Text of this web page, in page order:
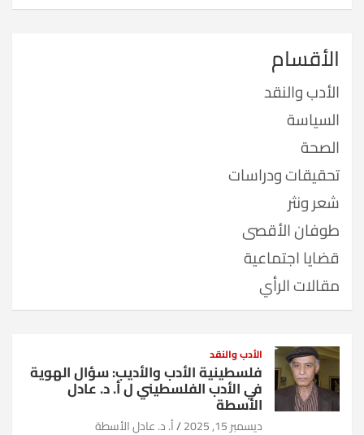
الأقسام
الأدب والنقد
السياسة
الصحة
تحقيقات ودراسات
شعر ونثر
طوفان الأقصى
قضايا اجتماعية
مقالات الرأي
الأدب والنقد
فلسطينية الأدب والأديب: سؤال الهوية
في الأدب الفلسطيني ل أ. د. عادل
الأسطة
ديسمبر 15, 2025 أ. د. عادل الأسطة